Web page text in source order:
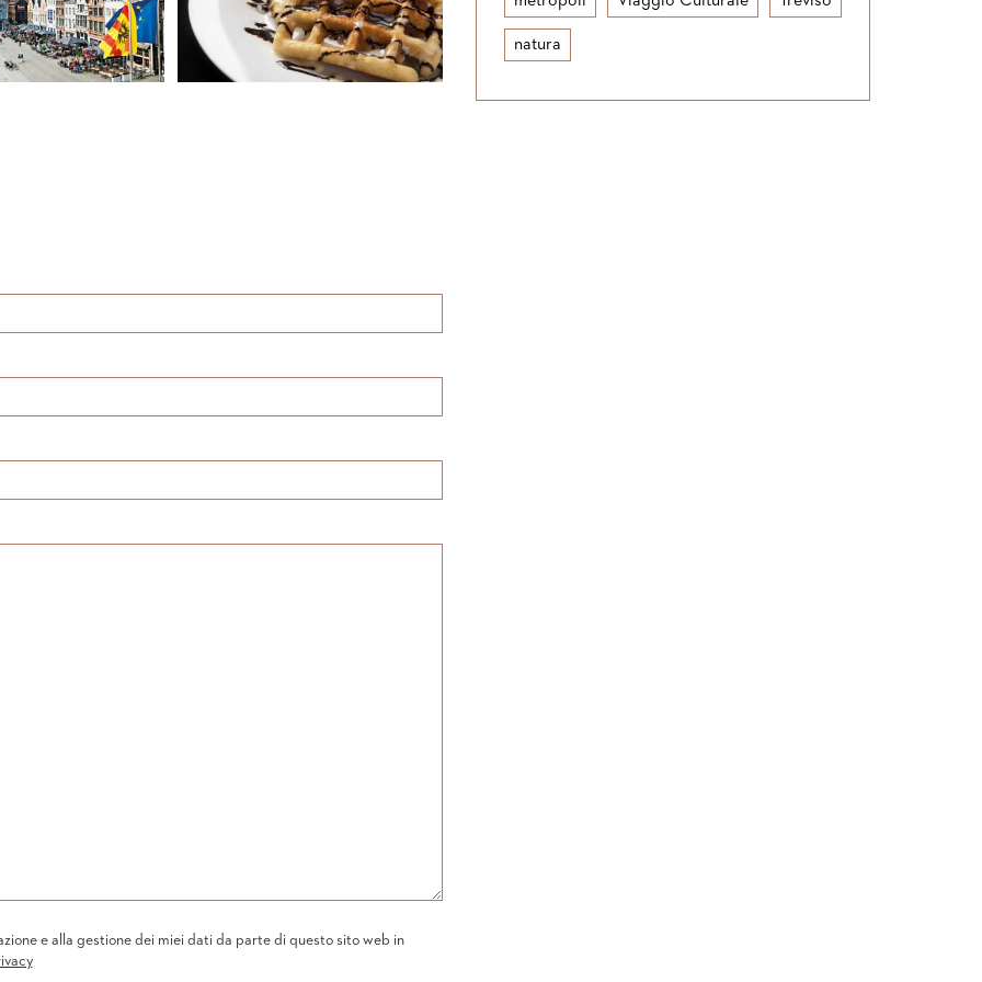
e alla gestione dei miei dati da parte di questo sito web in
natura